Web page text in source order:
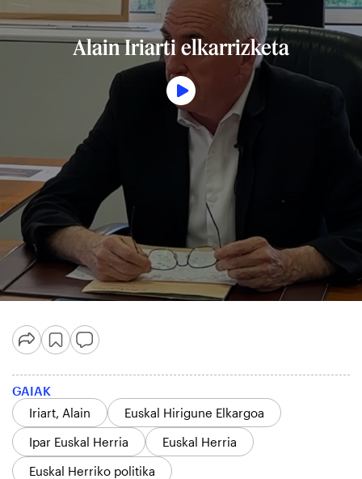
Alain Iriarti elkarrizketa
GAIAK
Iriart, Alain
Euskal Hirigune Elkargoa
Ipar Euskal Herria
Euskal Herria
Euskal Herriko politika